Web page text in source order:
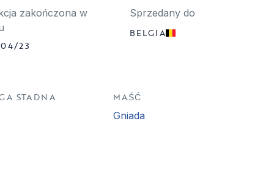
zakończona w
23
Sprzedany do
BELGIA
STADNA MAŚĆ
Gniada